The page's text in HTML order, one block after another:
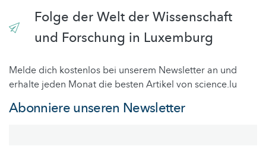
Folge der Welt der Wissenschaft
und Forschung in Luxemburg
Melde dich kostenlos bei unserem Newsletter an und
erhalte jeden Monat die besten Artikel von science.lu
Abonniere unseren Newsletter